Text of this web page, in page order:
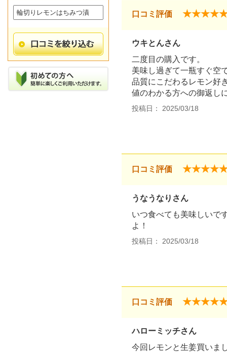
口コミ評価
ウキとんさん
二度目の購入です。
美味し過ぎて一瓶すぐ空
品質にこだわるレモン好
値のわかる方への御返し
投稿日： 2025/03/18
口コミ評価
うなうなりさん
いつ食べても美味しいで
よ！
投稿日： 2025/03/18
口コミ評価
ハローミッチさん
今回レモンと生姜買いま